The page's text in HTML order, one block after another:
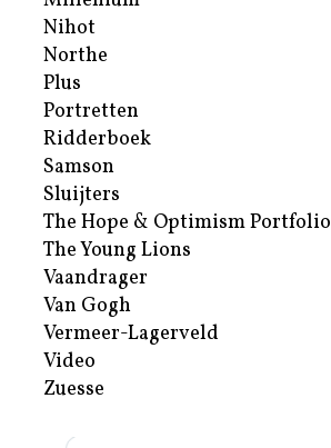
Nihot
Northe
Plus
Portretten
Ridderboek
Samson
Sluijters
The Hope & Optimism Portfolio
The Young Lions
Vaandrager
Van Gogh
Vermeer-Lagerveld
Video
Zuesse